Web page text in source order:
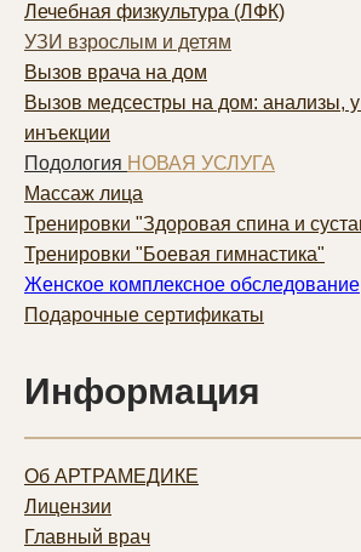
Лечебная физкультура (ЛФК)
УЗИ взрослым и детям
Вызов врача на дом
Вызов медсестры на дом: анализы,
инъекции
Подология НОВАЯ УСЛУГА
Массаж лица
Тренировки "Здоровая спина и
Тренировки "Боевая гимнастика"
Женское комплексное обследование
Подарочные сертификаты
Информация
Об АРТРАМЕДИКЕ
Лицензии
Главный врач